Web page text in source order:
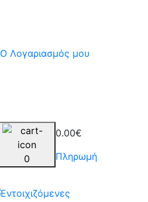
Ο Λογαριασμός μου
0
0.00€
Πληρωμή